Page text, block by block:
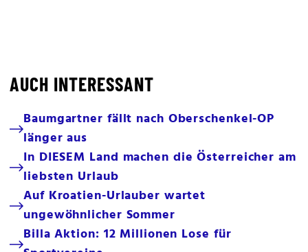
AUCH INTERESSANT
Baumgartner fällt nach Oberschenkel-OP
länger aus
In DIESEM Land machen die Österreicher am
liebsten Urlaub
Auf Kroatien-Urlauber wartet
ungewöhnlicher Sommer
Billa Aktion: 12 Millionen Lose für